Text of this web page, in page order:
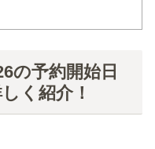
の予約開始日
く紹介！